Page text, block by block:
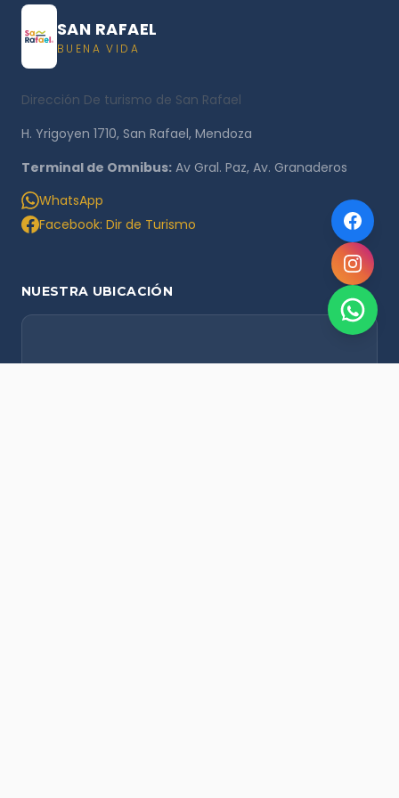
SAN RAFAEL
BUENA VIDA
Dirección De turismo de San Rafael
H. Yrigoyen 1710, San Rafael, Mendoza
Terminal de Omnibus: Av Gral. Paz, Av. Granaderos
WhatsApp
Facebook: Dir de Turismo
NUESTRA UBICACIÓN